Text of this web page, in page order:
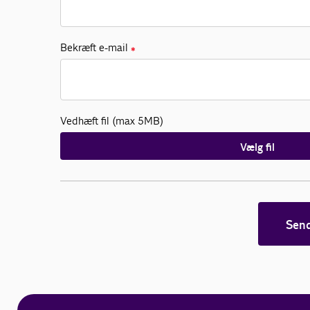
Bekræft e-mail ✱
Vedhæft fil (max 5MB)
Vælg fil
Send